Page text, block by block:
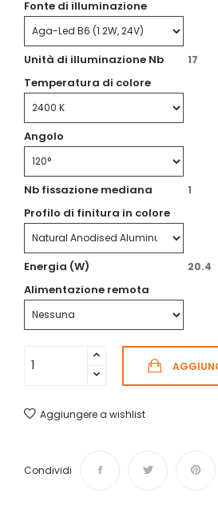
Fonte di illuminazione
Unità di illuminazione Nb 17
Temperatura di colore
Angolo
Nb fissazione mediana 1
Profilo di finitura in colore
Energia (W) 20.4
Alimentazione remota
Aggiungere a wishlist
Condividi